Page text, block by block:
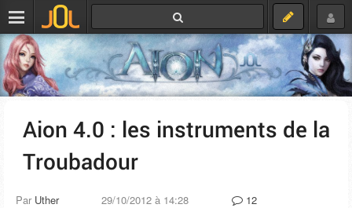
Aion 4.0 : les instruments de la
Troubadour
Par Uther 29/10/2012 à 14:28 12